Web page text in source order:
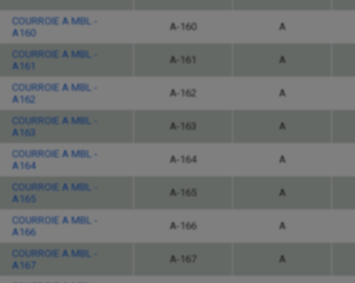
COURROIE A MBL -
A160
A-160 A
COURROIE A MBL -
A161
A-161 A
COURROIE A MBL -
A162
A-162 A
COURROIE A MBL -
A163
A-163 A
COURROIE A MBL -
A164
A-164 A
COURROIE A MBL -
A165
A-165 A
COURROIE A MBL -
A166
A-166 A
COURROIE A MBL -
A167
A-167 A